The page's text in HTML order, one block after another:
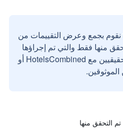
نقوم بجمع وعرض التقييمات من
منها فقط والتي تم إجراؤها
بواسطة مستخدمين حقيقيين مع HotelsCombined أو